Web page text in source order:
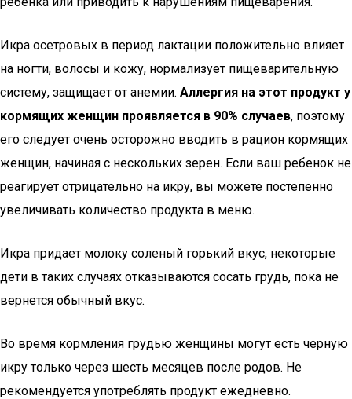
Икра осетровых в период лактации положительно влияет
на ногти, волосы и кожу, нормализует пищеварительную
систему, защищает от анемии. Аллергия на этот продукт у
кормящих женщин проявляется в 90% случаев, поэтому
его следует очень осторожно вводить в рацион кормящих
женщин, начиная с нескольких зерен. Если ваш ребенок не
реагирует отрицательно на икру, вы можете постепенно
увеличивать количество продукта в меню.
Икра придает молоку соленый горький вкус, некоторые
дети в таких случаях отказываются сосать грудь, пока не
вернется обычный вкус.
Во время кормления грудью женщины могут есть черную
икру только через шесть месяцев после родов. Не
рекомендуется употреблять продукт ежедневно.